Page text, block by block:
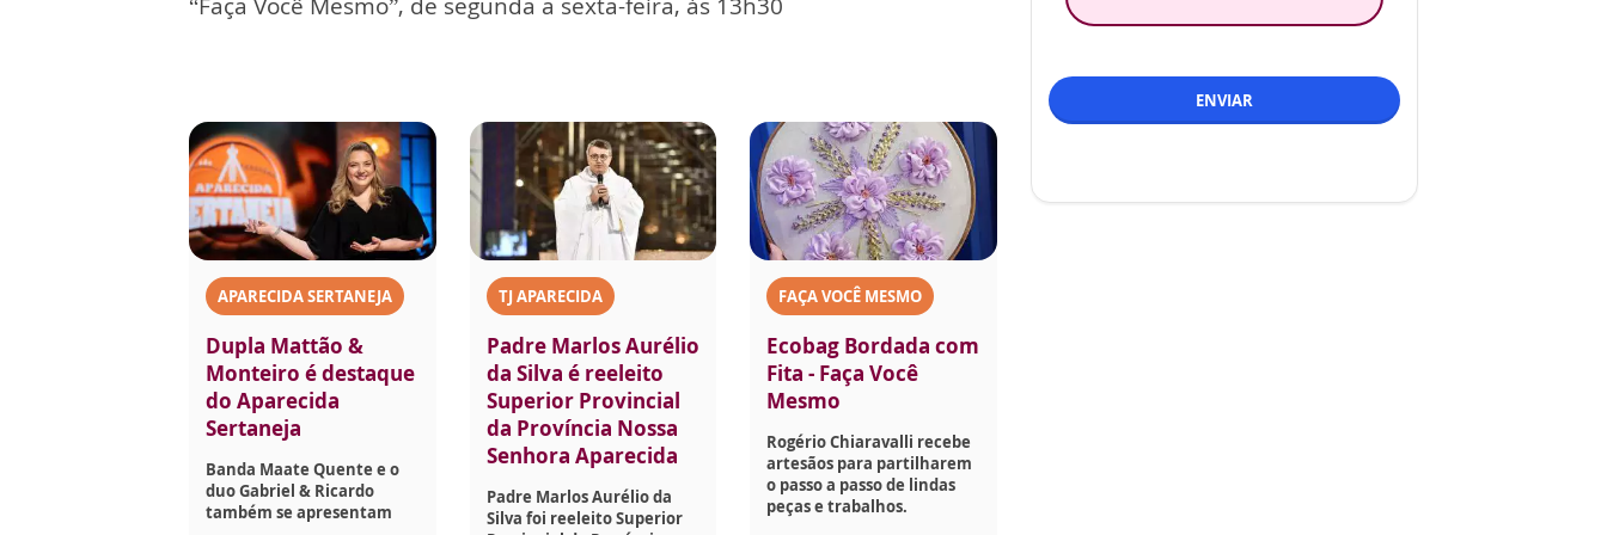
APARECIDA SERTANEJA
Dupla Mattão &
Monteiro é destaque
do Aparecida
Sertaneja
Banda Maate Quente e o
duo Gabriel & Ricardo
também se apresentam
TJ APARECIDA
Padre Marlos Aurélio
da Silva é reeleito
Superior Provincial
da Província Nossa
Senhora Aparecida
Padre Marlos Aurélio da
Silva foi reeleito Superior
FAÇA VOCÊ MESMO
Ecobag Bordada com
Fita - Faça Você
Mesmo
Rogério Chiaravalli recebe
artesãos para partilharem
o passo a passo de lindas
peças e trabalhos.
ENVIAR